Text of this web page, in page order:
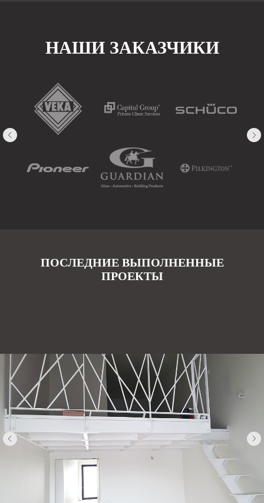
НАШИ ЗАКАЗЧИКИ
ПОСЛЕДНИЕ ВЫПОЛНЕННЫЕ
ПРОЕКТЫ